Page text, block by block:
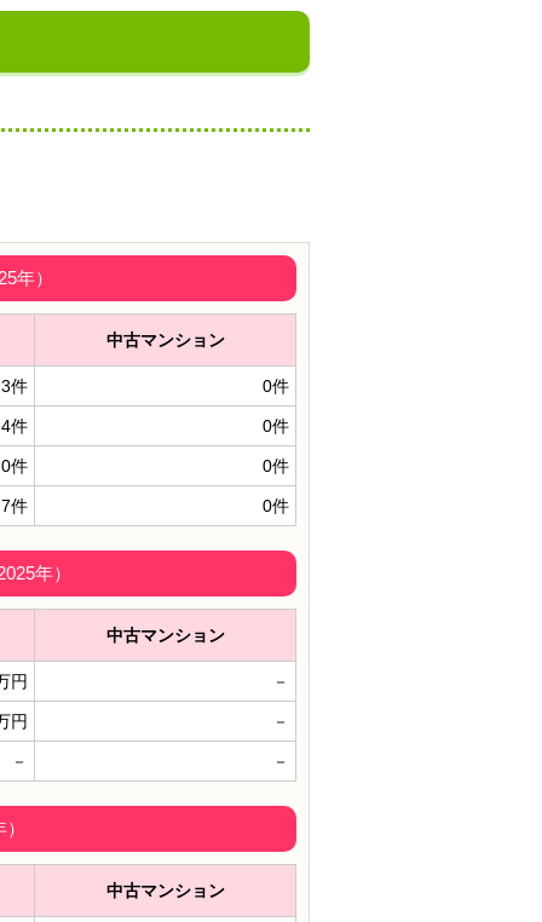
年）
中古マンション
3件 0件
4件 0件
0件 0件
7件 0件
年）
中古マンション
円 －
円 －
－ －
中古マンション